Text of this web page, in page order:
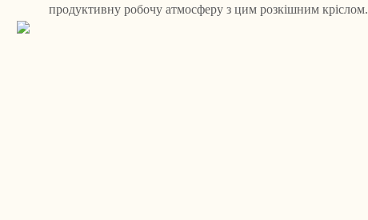
продуктивну робочу атмосферу з цим розкішним кріслом.